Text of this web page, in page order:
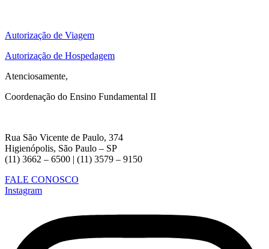
Autorização de Viagem
Autorização de Hospedagem
Atenciosamente,
Coordenação do Ensino Fundamental II
Rua São Vicente de Paulo, 374
Higienópolis, São Paulo – SP
(11) 3662 – 6500 | (11) 3579 – 9150
FALE CONOSCO
Instagram